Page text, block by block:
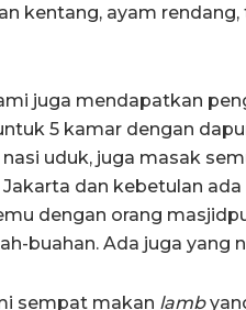
kentang, ayam
juga mendapatkan
5 kamar dengan
uduk, juga masak
dan kebetulan ada
dengan orang
buahan. Ada juga yang
sempat makan lamb